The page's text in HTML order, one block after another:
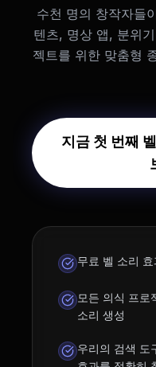
수천 명의 창작자들
텐츠, 명상 앱, 분위
젝트를 위한 맞춤형
지금 첫 번째
무료 벨 소리
모든 의식 프로
소리 생성
우리의 검색 도